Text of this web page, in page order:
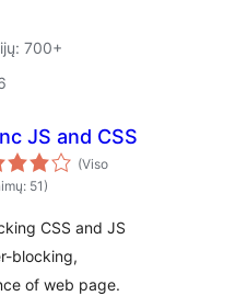
700+
JS and CSS
(Viso
51)
CSS and JS
blocking,
of web page.